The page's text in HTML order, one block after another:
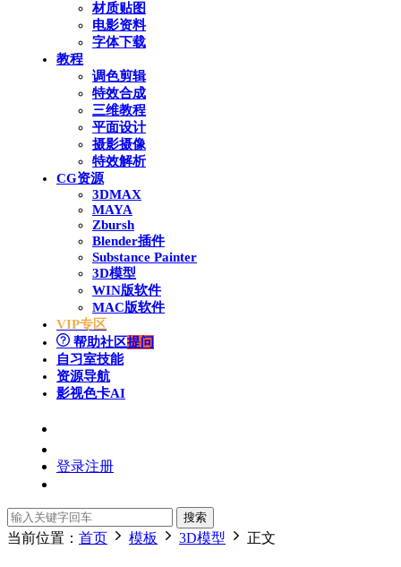
材质贴图
电影资料
字体下载
教程
调色剪辑
特效合成
三维教程
平面设计
摄影摄像
特效解析
CG资源
3DMAX
MAYA
Zbursh
Blender插件
Substance Painter
3D模型
WIN版软件
MAC版软件
VIP专区
帮助社区提问
自习室技能
资源导航
影视色卡AI
登录注册
搜索
当前位置： 首页 模板 3D模型 正文